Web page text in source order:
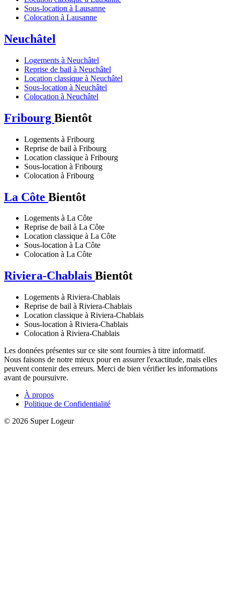
Sous-location à Lausanne
Colocation à Lausanne
Neuchâtel
Logements à Neuchâtel
Reprise de bail à Neuchâtel
Location classique à Neuchâtel
Sous-location à Neuchâtel
Colocation à Neuchâtel
Fribourg Bientôt
Logements à Fribourg
Reprise de bail à Fribourg
Location classique à Fribourg
Sous-location à Fribourg
Colocation à Fribourg
La Côte Bientôt
Logements à La Côte
Reprise de bail à La Côte
Location classique à La Côte
Sous-location à La Côte
Colocation à La Côte
Riviera-Chablais Bientôt
Logements à Riviera-Chablais
Reprise de bail à Riviera-Chablais
Location classique à Riviera-Chablais
Sous-location à Riviera-Chablais
Colocation à Riviera-Chablais
Les données présentes sur ce site sont fournies à titre informatif.
Nous faisons de notre mieux pour en assurer l'exactitude, mais elles
peuvent contenir des erreurs. Merci de bien vérifier les informations
avant de poursuivre.
À propos
Politique de Confidentialité
© 2026 Super Logeur